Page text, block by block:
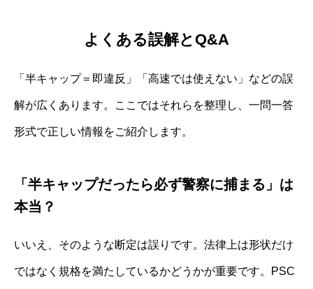
よくある誤解とQ&A
「半キャップ＝即違反」「高速では使えない」などの誤
解が広くあります。ここではそれらを整理し、一問一答
形式で正しい情報をご紹介します。
「半キャップだったら必ず警察に捕まる」は
本当？
いいえ、そのような断定は誤りです。法律上は形状だけ
ではなく規格を満たしているかどうかが重要です。PSC